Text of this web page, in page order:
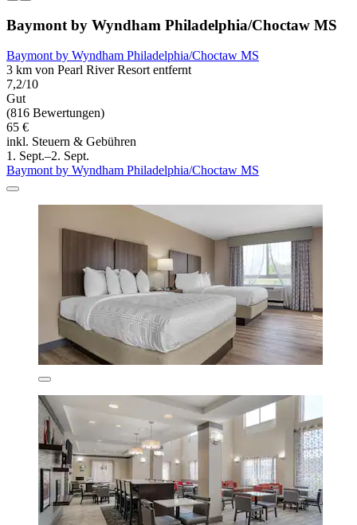
Baymont by Wyndham Philadelphia/Choctaw MS
Baymont by Wyndham Philadelphia/Choctaw MS
3 km von Pearl River Resort entfernt
7,2/10
Gut
(816 Bewertungen)
65 €
inkl. Steuern & Gebühren
1. Sept.–2. Sept.
Baymont by Wyndham Philadelphia/Choctaw MS